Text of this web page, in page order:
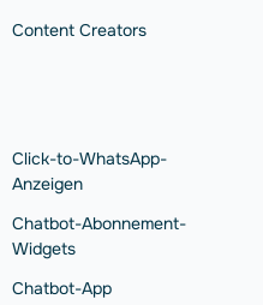
Content Creators
Click-to-WhatsApp-
Anzeigen
Chatbot-Abonnement-
Widgets
Chatbot-App